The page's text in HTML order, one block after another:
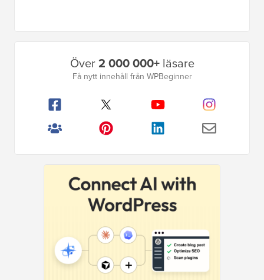
Över2 000 000+läsare
Få nytt innehåll från WPBeginner